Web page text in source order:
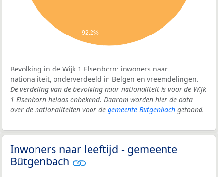
92,2%
Bevolking in de Wijk 1 Elsenborn: inwoners naar
nationaliteit, onderverdeeld in Belgen en vreemdelingen.
De verdeling van de bevolking naar nationaliteit is voor de Wijk
1 Elsenborn helaas onbekend. Daarom worden hier de data
over de nationaliteiten voor de gemeente Bütgenbach getoond.
Inwoners naar leeftijd - gemeente
Bütgenbach